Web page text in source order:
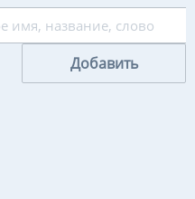
Добавить